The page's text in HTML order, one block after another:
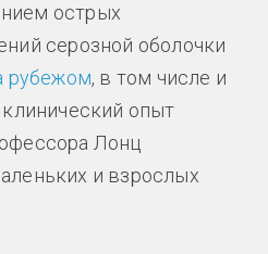
острых
серозной оболочки
рубежом, в том числе и
опыт
Лонц
и взрослых